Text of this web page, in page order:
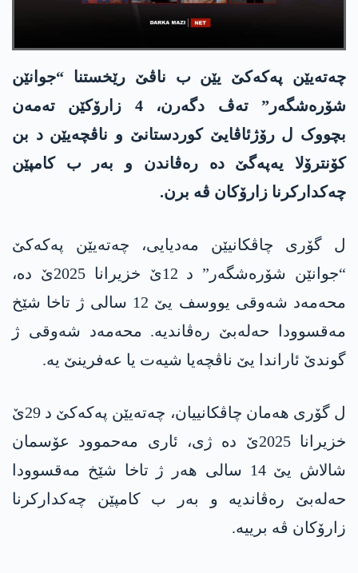
چەتەیێن پەکەکێ یێن ب ناڤێ رێخستنا “جوانێن
شۆرەشگەر” تەڤ دگەرن، 4 زارۆکێن تەمەن
بچووک ل رۆژئاڤایێ کوردستانێ و ناڤچەیێن د بن
کۆنترۆلا یەپەگێ دە رەڤاندن و بەر ب کامپێن
چەکدارکرنا زارۆکان ڤە برن.
ل گۆری چاڤکانیێن مەدیایی، چەتەیێن پەکەکێ
“جوانێن شۆرەشگەر” د 12ێ خزیرانا 2025ێ دە،
محەمەد شەوقی یووسف یێ 12 سالی ژ تاخا شێخ
مەقسوودا حەلەبێ رەڤاندیە. محەمەد شەوقی ژ
گوندێ ئاراندا یێ ناڤچەیا شیەت یا عەفرینێ یە.
ل گۆری هەمان چاڤکانییان، چەتەیێن پەکەکێ د 29ێ
خزیرانا 2025ێ دە ژی، ئاری مەحموود عۆسمان
شالاش یێ 14 سالی هەر ژ تاخا شێخ مەقسوودا
حەلەبێ رەڤاندیە و بەر ب کامپێن چەکدارکرنا
زارۆکان ڤە برییە.